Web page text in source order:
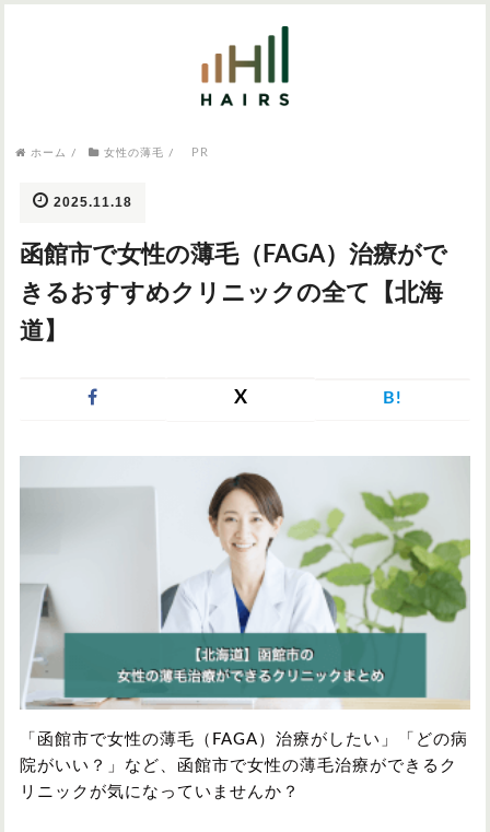
病院・クリニック
AGA
発毛
円形脱毛症
お問い合わせ
ホーム / 女性の薄毛 / PR
2025.11.18
函館市で女性の薄毛（FAGA）治療がで
きるおすすめクリニックの全て【北海
道】
X B!
「函館市で女性の薄毛（FAGA）治療がしたい」「どの病
院がいい？」など、函館市で女性の薄毛治療ができるク
リニックが気になっていませんか？
気になるワードから記事を探す
症状・悩みから記事を探す
つむじハゲ ふけ
女性の薄毛
対策・アイテムから記事を探す
かつら・ヴィッグ シャンプー